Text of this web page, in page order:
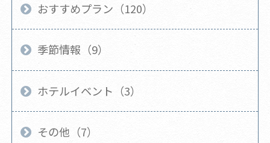
おすすめプラン（120）
季節情報（9）
ホテルイベント（3）
その他（7）